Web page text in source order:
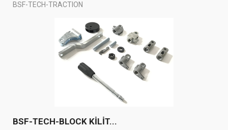
BSF-TECH-TRACTION
BSF-TECH-BLOCK KİLİT...